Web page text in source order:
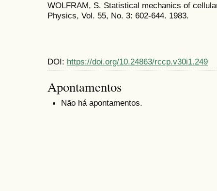
WOLFRAM, S. Statistical mechanics of
Physics, Vol. 55, No. 3: 602-644. 1983.
DOI: https://doi.org/10.24863/rccp.v30i1.249
Apontamentos
Não há apontamentos.